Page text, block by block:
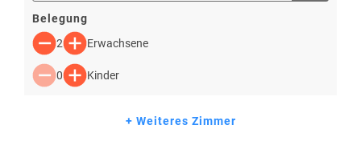
Belegung
2
Erwachsene
0 Kinder
+ Weiteres Zimmer